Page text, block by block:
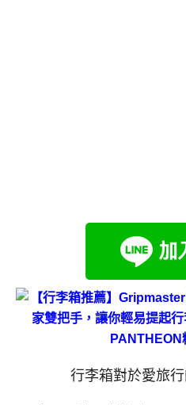
行李箱對於愛旅